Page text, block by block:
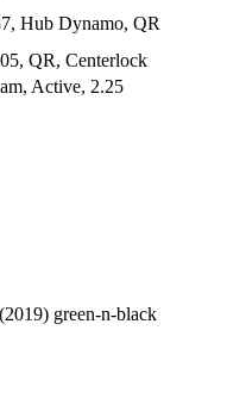
Hub Dynamo, QR
QR, Centerlock
Active, 2.25
green-n-black